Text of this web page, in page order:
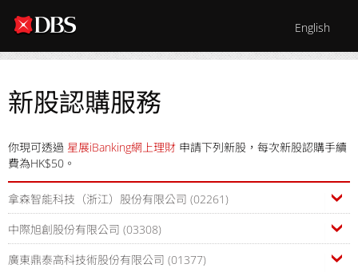
English
新股認購服務
你現可透過 星展iBanking網上理財 申請下列新股，每次新股認購手續
費為HK$50。
拿森智能科技（浙江）股份有限公司 (02261)
中際旭創股份有限公司 (03308)
廣東鼎泰高科技術股份有限公司 (01377)